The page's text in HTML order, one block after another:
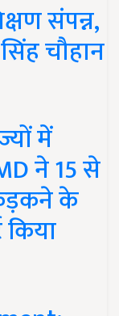
संपन्न,
चौहान
में
ने 15 से
के